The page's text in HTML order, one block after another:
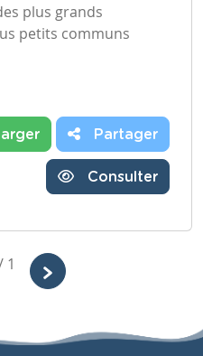
plus grands
petits communs
Partager
Consulter
1